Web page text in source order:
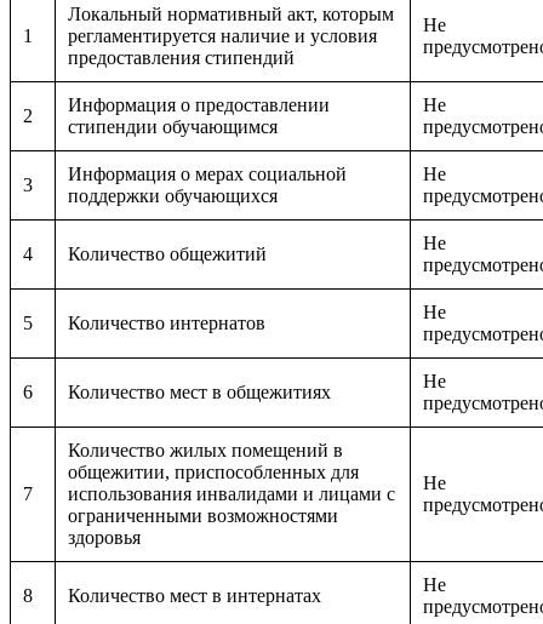
1
Локальный нормативный акт, которым
регламентируется наличие и условия
предоставления стипендий
Не
2
Информация о предоставлении
стипендии обучающимся
Не
3
Информация о мерах социальной
поддержки обучающихся
Не
4 Количество общежитий
Не
5 Количество интернатов
Не
6 Количество мест в общежитиях
Не
7
Количество жилых помещений в
общежитии, приспособленных для
использования инвалидами и лицами с
ограниченными возможностями
здоровья
Не
8 Количество мест в интернатах
Не